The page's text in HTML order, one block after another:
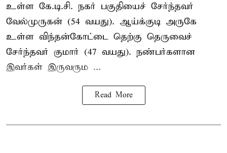
உள்ள கே.டி.சி. நகர் பகுதியைச் சேர்ந்தவர்
வேல்முருகன் (54 வயது). ஆய்க்குடி அருகே
உள்ள விந்தன்கோட்டை தெற்கு தெருவைச்
சேர்ந்தவர் குமார் (47 வயது). நண்பர்களான
இவர்கள் இருவரும ...
Read More